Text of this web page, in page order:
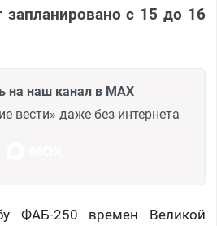
запланировано с 15 до 16
на наш канал в MAX
вести» даже без интернета
ФАБ-250 времен Великой